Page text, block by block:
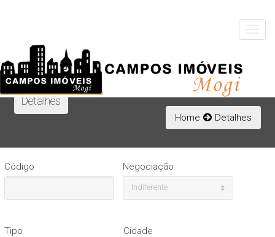
Detalhes
Home Detalhes
Código Negociação
Indiferente
Tipo Cidade